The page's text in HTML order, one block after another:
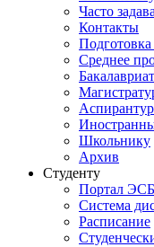
Часто
Контакты
Среднее
Бакалавриат
Школьнику
Архив
Студенту
Портал
Система
Расписание